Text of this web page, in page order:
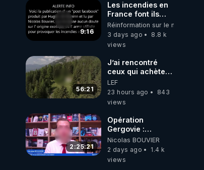
9:16
Les incendies en
France font ils
partie d' un plan
qui aurait débuté
le 11 septembre
Réinformation sur le monde
3 days ago
8.8 k
views
56:21
J’ai rencontré
ceux qui achètent
des bunkers pour
survivre à la fin
du monde
LEF
23 hours ago
843
views
2:25:21
Opération
Gergovie :
‪@38resistancegauloise‬
‪@MarionSigautOfficiel‬
‪@gladysriifard5710‬
Nicolas BOUVIER
2 days ago
1.4 k
views